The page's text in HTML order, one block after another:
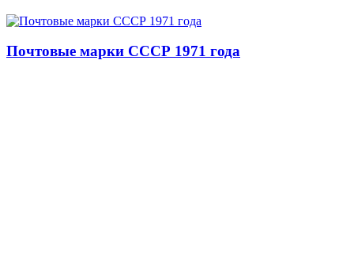
Почтовые марки СССР 1971 года